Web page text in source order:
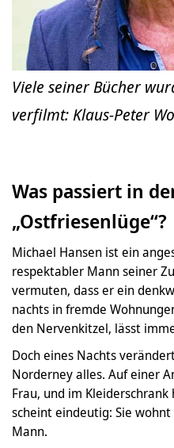
Viele seiner Bücher
verfilmt: Klaus-Peter
Was passiert in
„Ostfriesenlüge“?
Michael Hansen ist ein
respektabler Mann seiner
vermuten, dass er ein
nachts in fremde
den Nervenkitzel, lässt
Doch eines Nachts
Norderney alles. Auf einer
Frau, und im Kleiderschrank
scheint eindeutig: Sie
Mann.